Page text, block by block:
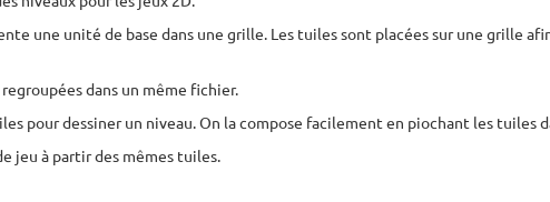
une unité de base dans une grille. Les tuiles sont placées sur une grille
dans un même fichier.
pour dessiner un niveau. On la compose facilement en piochant les tuiles
jeu à partir des mêmes tuiles.